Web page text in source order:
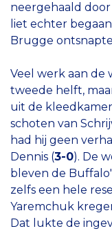
neergehaald
liet echter
Brugge
Veel werk aan de
tweede helft,
uit de
schoten van
had hij geen
Dennis (3-0). De
bleven de
zelfs een hele
Yaremchuk
Dat lukte de